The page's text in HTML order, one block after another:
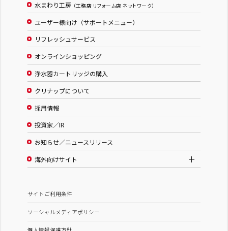
水まわり工房 （工務店 リフォーム店 ネットワーク）
ユーザー様向け（サポートメニュー）
リフレッシュサービス
オンラインショッピング
浄水器カートリッジの購入
クリナップについて
採用情報
投資家／IR
お知らせ／ニュースリリース
海外向けサイト
サイトご利用条件
ソーシャルメディアポリシー